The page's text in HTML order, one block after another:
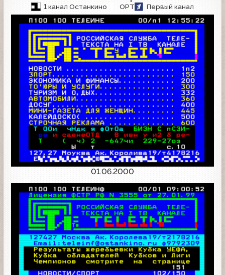
1 канал Останкино ОРТ Первый канал
01.06.2000